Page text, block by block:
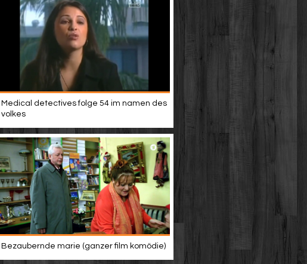
Medical detectives folge 54 im namen des
volkes
Bezaubernde marie (ganzer film komödie)